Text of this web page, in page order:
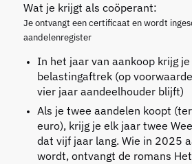
Wat je krijgt als coöperant:
Je ontvangt een certificaat en wordt
aandelenregister
In het jaar van aankoop krijg
belastingaftrek (op
vier jaar aandeelhouder blijft)
Als je twee aandelen koopt
euro), krijg je elk jaar twee
dat vijf jaar lang. Wie in 2025
wordt, ontvangt de romans